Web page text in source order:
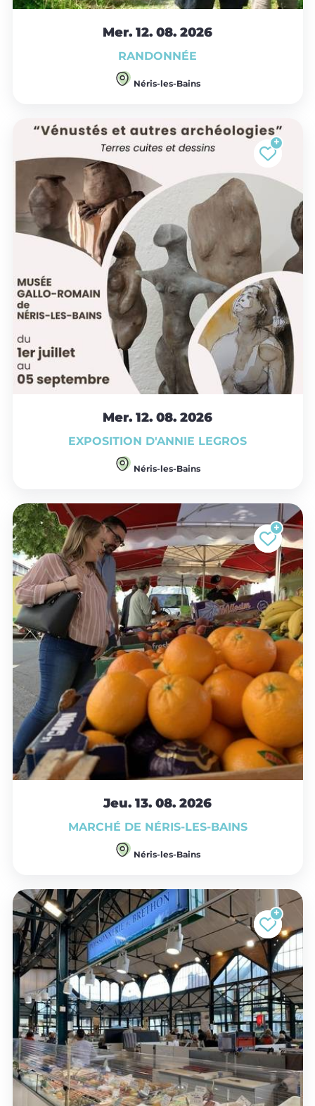
Mer. 12. 08. 2026
RANDONNÉE
Néris-les-Bains
Mer. 12. 08. 2026
EXPOSITION D'ANNIE LEGROS
Néris-les-Bains
Jeu. 13. 08. 2026
MARCHÉ DE NÉRIS-LES-BAINS
Néris-les-Bains